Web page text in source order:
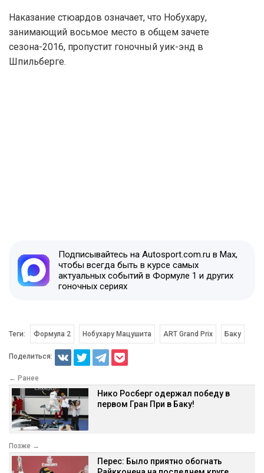
Наказание стюардов означает, что Нобухару,
занимающий восьмое место в общем зачете
сезона-2016, пропустит гоночный уик-энд в
Шпильберге.
Подписывайтесь на Autosport.com.ru в Max,
чтобы всегда быть в курсе самых
актуальных событий в Формуле 1 и других
гоночных сериях
Теги: Формула 2 Нобухару Мацушита ART Grand Prix Баку
Поделиться:
← Ранее
Нико Росберг одержал победу в
первом Гран При в Баку!
Позже →
Перес: Было приятно обогнать